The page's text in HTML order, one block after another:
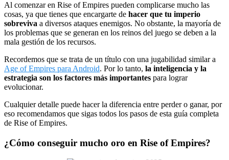
Al comenzar en Rise of Empires pueden complicarse mucho las
cosas, ya que tienes que encargarte de hacer que tu imperio
sobreviva a diversos ataques enemigos. No obstante, la mayoría de
los problemas que se generan en los reinos del juego se deben a la
mala gestión de los recursos.
Recordemos que se trata de un título con una jugabilidad similar a
Age of Empires para Android. Por lo tanto, la inteligencia y la
estrategia son los factores más importantes para lograr
evolucionar.
Cualquier detalle puede hacer la diferencia entre perder o ganar, por
eso recomendamos que sigas todos los pasos de esta guía completa
de Rise of Empires.
¿Cómo conseguir mucho oro en Rise of Empires?